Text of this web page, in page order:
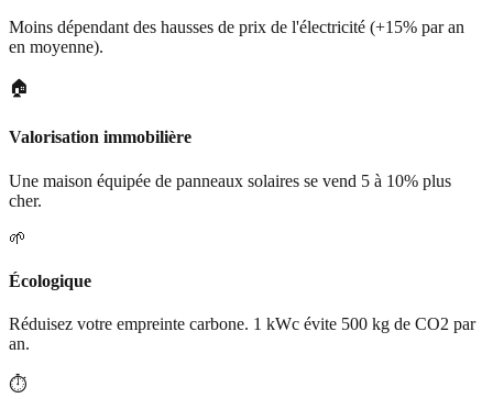
Moins dépendant des hausses de prix de l'électricité (+15% par an
en moyenne).
🏠
Valorisation immobilière
Une maison équipée de panneaux solaires se vend 5 à 10% plus
cher.
🌱
Écologique
Réduisez votre empreinte carbone. 1 kWc évite 500 kg de CO2 par
an.
⏱️